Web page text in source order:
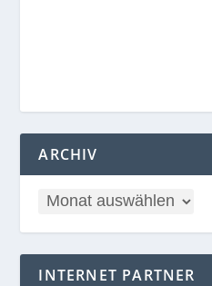
ARCHIV
INTERNET PARTNER